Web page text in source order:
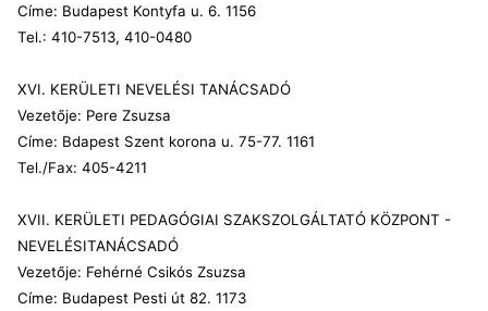
Címe: Budapest Kontyfa u. 6. 1156
Tel.: 410-7513, 410-0480
XVI. KERÜLETI NEVELÉSI TANÁCSADÓ
Vezetője: Pere Zsuzsa
Címe: Bdapest Szent korona u. 75-77. 1161
Tel./Fax: 405-4211
XVII. KERÜLETI PEDAGÓGIAI SZAKSZOLGÁLTATÓ KÖZPONT -
NEVELÉSITANÁCSADÓ
Vezetője: Fehérné Csikós Zsuzsa
Címe: Budapest Pesti út 82. 1173